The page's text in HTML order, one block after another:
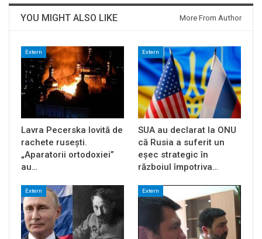
YOU MIGHT ALSO LIKE More From Author
Extern
Lavra Pecerska lovită de
rachete rusești.
„Aparatorii ortodoxiei”
au…
Extern
SUA au declarat la ONU
că Rusia a suferit un
eșec strategic în
războiul împotriva…
Extern Extern